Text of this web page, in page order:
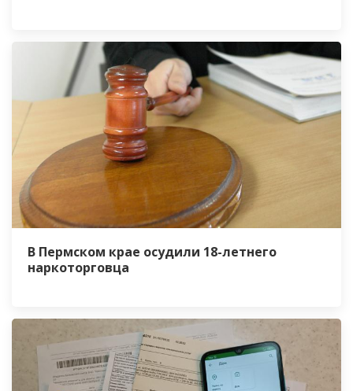
В Пермском крае осудили 18-летнего
наркоторговца